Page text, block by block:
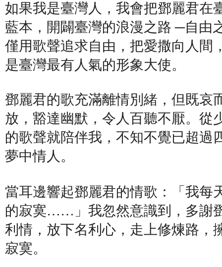
如果我是臺灣人，我會把鄧麗君在
藍本，開闢臺灣的浪漫之路 ─自由
僅用歌聲追求自由，把愛撒向人間
是臺灣最有人氣的形象大使。
鄧麗君的歌充滿離情別緒，但既哀
放，豁達幽默，令人百聽不厭。從
的歌聲就陪伴我，不知不覺已超過
夢中情人。
當耳邊響起鄧麗君的情歌：「我每
的寂寞……」我忽然意識到，多謝
利情，放下名利心，走上修煉路，
寂寞。